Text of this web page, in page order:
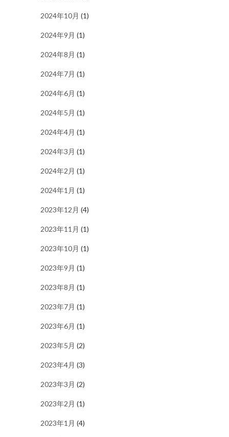
2024年10月 (1)
2024年9月 (1)
2024年8月 (1)
2024年7月 (1)
2024年6月 (1)
2024年5月 (1)
2024年4月 (1)
2024年3月 (1)
2024年2月 (1)
2024年1月 (1)
2023年12月 (4)
2023年11月 (1)
2023年10月 (1)
2023年9月 (1)
2023年8月 (1)
2023年7月 (1)
2023年6月 (1)
2023年5月 (2)
2023年4月 (3)
2023年3月 (2)
2023年2月 (1)
2023年1月 (4)